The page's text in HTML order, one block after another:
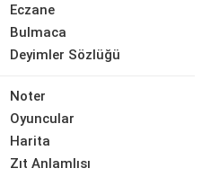
Eczane
Bulmaca
Deyimler Sözlüğü
Noter
Oyuncular
Harita
Zıt Anlamlısı